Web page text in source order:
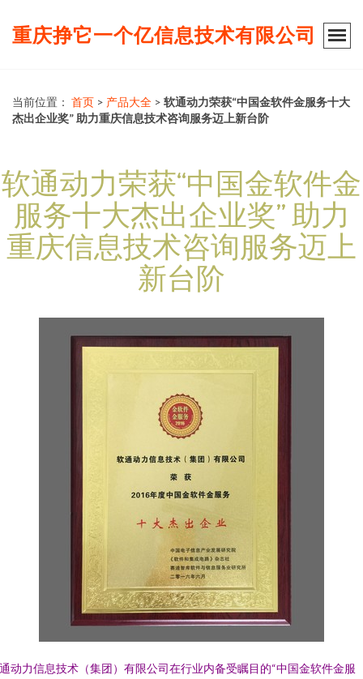
重庆挣它一个亿信息技术有限公司
当前位置： 首页 > 产品大全 > 软通动力荣获“中国金软件金服务十大
杰出企业奖” 助力重庆信息技术咨询服务迈上新台阶
软通动力荣获“中国金软件金
服务十大杰出企业奖” 助力
重庆信息技术咨询服务迈上
新台阶
动力信息技术（集团）有限公司在行业内备受瞩目的“中国金软件金服